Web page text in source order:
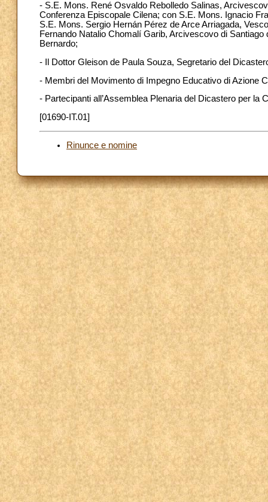
- S.E. Mons. René Osvaldo Rebolledo Salinas,
Conferenza Episcopale Cilena; con S.E. Mons. Ignacio
S.E. Mons. Sergio Hernán Pérez de Arce Arriagada,
Fernando Natalio Chomalí Garib, Arcivescovo di
Bernardo;
- Il Dottor Gleison de Paula Souza, Segretario del
- Membri del Movimento di Impegno Educativo di Azione
- Partecipanti all’Assemblea Plenaria del Dicastero per la
[01690-IT.01]
Rinunce e nomine